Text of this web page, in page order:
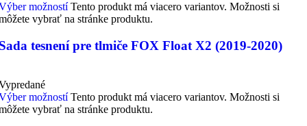
možností Tento produkt má viacero variantov. Možnosti si
vybrať na stránke produktu.
tesnení pre tlmiče FOX Float X2 (2019-2020)
možností Tento produkt má viacero variantov. Možnosti si
vybrať na stránke produktu.